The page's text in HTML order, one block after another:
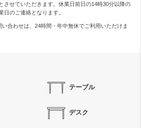
させていただきます。休業日前日の14時30分以降の
日のご連絡となります。
合わせは、 24時間・年中無休でご利用いただけま
テーブル
デスク